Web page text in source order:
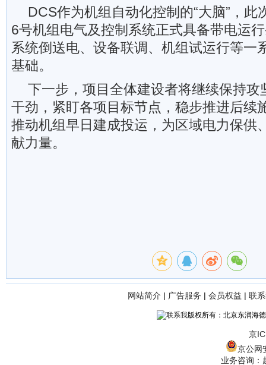
DCS作为机组自动化控制的“大脑”，此
6号机组电气及控制系统正式具备带电运
系统倒送电、设备联调、机组试运行等一
基础。
下一步，项目全体建设者将继续保持攻
干劲，紧盯各项目标节点，稳步推进后续
推动机组早日建成投运，为区域电力保供
献力量。
网站简介 | 广告服务 | 会员权益 | 联
版权所有：北京东润海
京
京公网
业务咨询：